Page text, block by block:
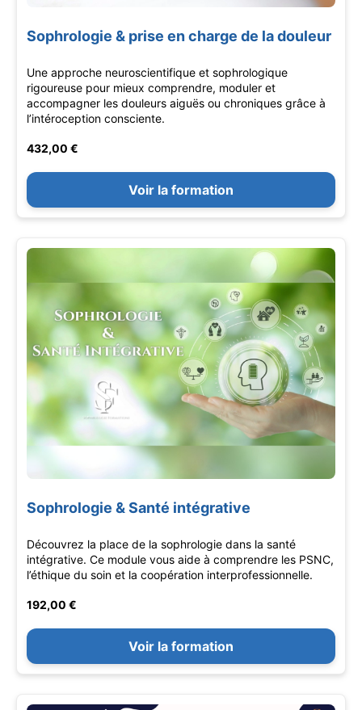
Sophrologie & prise en charge de la douleur
Une approche neuroscientifique et sophrologique
rigoureuse pour mieux comprendre, moduler et
accompagner les douleurs aiguës ou chroniques grâce à
l’intéroception consciente.
432,00 €
Voir la formation
Sophrologie & Santé intégrative
Découvrez la place de la sophrologie dans la santé
intégrative. Ce module vous aide à comprendre les PSNC,
l’éthique du soin et la coopération interprofessionnelle.
192,00 €
Voir la formation